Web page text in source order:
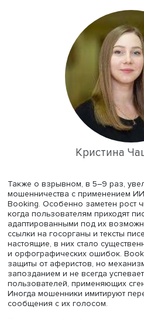
схемах. «Коммерсантъ» со
интегратора
число только учтенных
13% — до 5700 случаев.
атак, это меньше, чем 5–7
пояснили в Сбере, банки
массовому применению
пользователям соцсетей
защищаться от аферистов.